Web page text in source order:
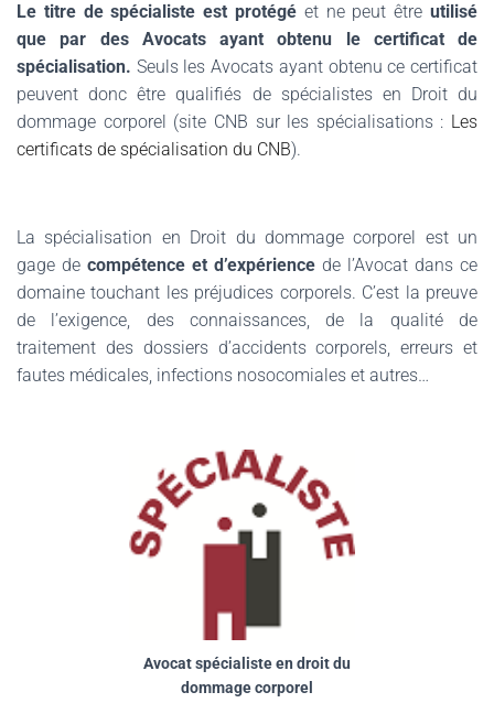
Le titre de spécialiste est protégé et ne peut êtreutilisé
que par des Avocats ayant obtenu le certificat de
spécialisation. Seuls les Avocats ayant obtenu ce certificat
peuvent donc être qualifiés de spécialistes en Droit du
dommage corporel (site CNB sur les spécialisations : Les
certificats de spécialisation du CNB).
La spécialisation en Droit du dommage corporel est un
gage de compétence et d’expérience de l’Avocat dans ce
domaine touchant les préjudices corporels. C’est la preuve
de l’exigence, des connaissances, de la qualité de
traitement des dossiers d’accidents corporels, erreurs et
fautes médicales, infections nosocomiales et autres…
Avocat spécialiste en droit du
dommage corporel